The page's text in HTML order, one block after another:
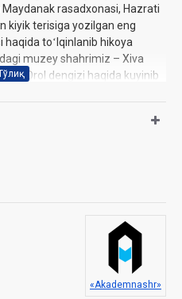
rasadxonasi, Hazrati
kiyik terisiga yozilgan eng
haqida toʻlqinlanib hikoya
muzey shahrimiz – Xiva
Orol dengizi haqida kuyinib
jamlangan. Ushbu
«Akademnashr»